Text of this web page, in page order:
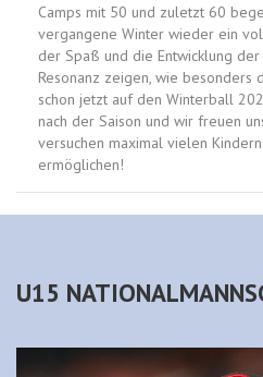
Camps mit 50 und zuletzt 60
vergangene Winter wieder ein
der Spaß und die Entwicklung
Resonanz zeigen, wie besonders
schon jetzt auf den Winterball
nach der Saison und wir freuen
versuchen maximal vielen
ermöglichen!
U15